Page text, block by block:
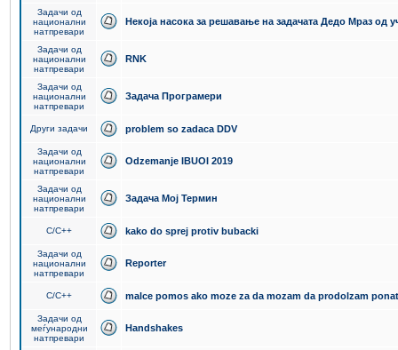
Задачи од
национални
натпревари
Некоја насока за решавање на задачата Дедо Мраз од
Задачи од
национални
натпревари
RNK
Задачи од
национални
натпревари
Задача Програмери
Други задачи problem so zadaca DDV
Задачи од
национални
натпревари
Odzemanje IBUOI 2019
Задачи од
национални
натпревари
Задача Мој Термин
C/C++ kako do sprej protiv bubacki
Задачи од
национални
натпревари
Reporter
C/C++ malce pomos ako moze za da mozam da prodolzam
Задачи од
меѓународни
натпревари
Handshakes